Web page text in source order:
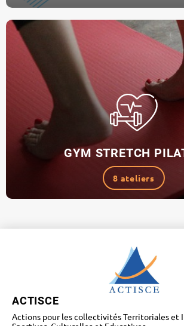
GYM STRETCH
8 ateliers
ACTISCE
Actions pour les collectivités Territoriales et